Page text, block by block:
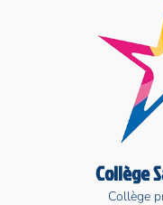
Collège
Collège